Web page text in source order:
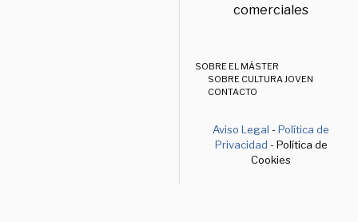
comerciales
SOBRE EL MÁSTER
SOBRE CULTURA JOVEN
CONTACTO
Aviso Legal -Política de
Privacidad - Política de
Cookies